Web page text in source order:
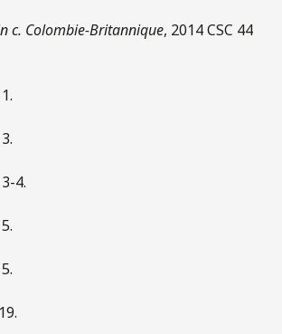
c. Colombie-Britannique, 2014 CSC 44
4.